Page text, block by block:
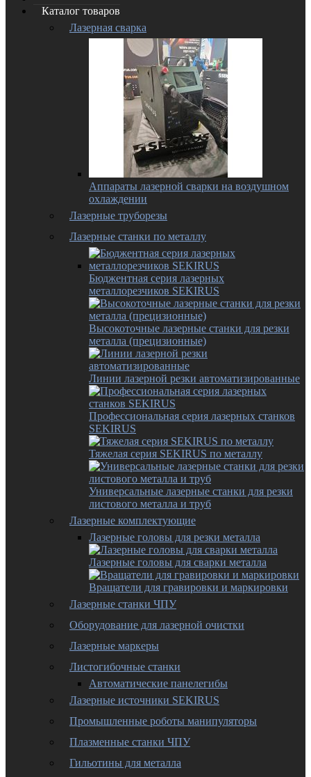
Каталог товаров
Лазерная сварка
Аппараты лазерной сварки на воздушном
охлаждении
Лазерные труборезы
Лазерные станки по металлу
Бюджентная серия лазерных
металлорезчиков SEKIRUS
Высокоточные лазерные станки для резки
металла (прецизионные)
Линии лазерной резки автоматизированные
Профессиональная серия лазерных станков
SEKIRUS
Тяжелая серия SEKIRUS по металлу
Универсальные лазерные станки для резки
листового металла и труб
Лазерные комплектующие
Лазерные головы для резки металла
Лазерные головы для сварки металла
Вращатели для гравировки и маркировки
Лазерные станки ЧПУ
Оборудование для лазерной очистки
Лазерные маркеры
Листогибочные станки
Автоматические панелегибы
Лазерные источники SEKIRUS
Промышленные роботы манипуляторы
Плазменные станки ЧПУ
Гильотины для металла